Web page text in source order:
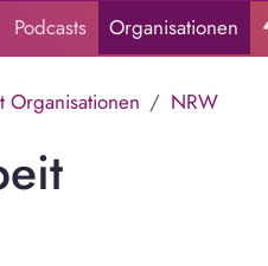
Podcasts Organisationen
Organisationen NRW